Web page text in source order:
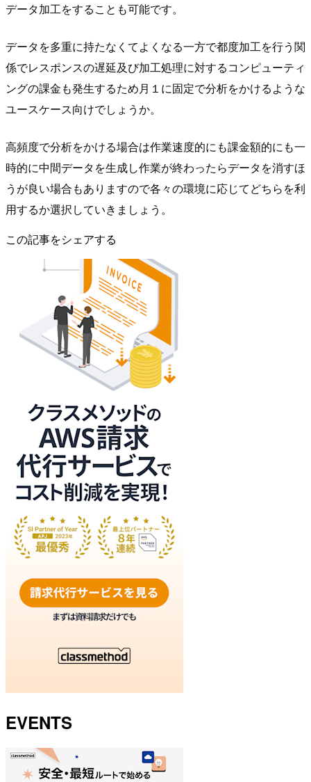
データ加工をすることも可能です。
データを多重に持たなくてよくなる一方で都度加工を行う関
係でレスポンスの遅延及び加工処理に対するコンピューティ
ングの課金も発生するため月１に固定で分析をかけるような
ユースケース向けでしょうか。
高頻度で分析をかける場合は作業速度的にも課金額的にも一
時的に中間データを生成し作業が終わったらデータを消すほ
うが良い場合もありますので各々の環境に応じてどちらを利
用するか選択していきましょう。
この記事をシェアする
EVENTS